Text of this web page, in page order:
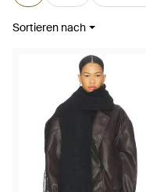
Sortieren nach